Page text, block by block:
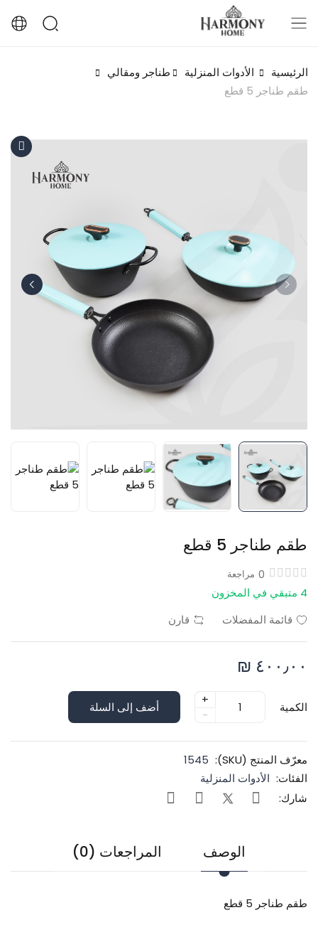
الرئيسية الأدوات المنزلية
طناجر ومقالي
طقم طناجر 5 قطع
طقم طناجر 5 قطع
0 مراجعة
4 متبقي في المخزون
قائمة المفضلات
قارن
٤٠٠٫٠٠ ₪
الكمية
+
-
أضف إلى السلة
معرّف المنتج (SKU):
1545
الفئات: الأدوات المنزلية
شارك:
الوصف المراجعات (0)
طقم طناجر 5 قطع